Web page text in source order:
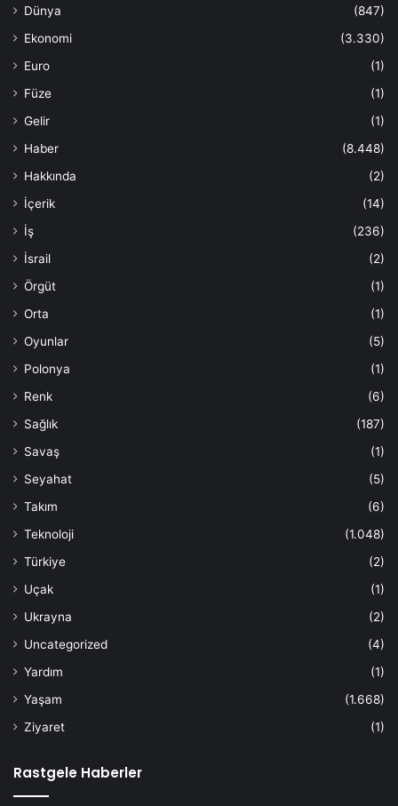
Dünya
(847)
Ekonomi
(3.330)
Euro
(1)
Füze
(1)
Gelir
(1)
Haber
(8.448)
Hakkında
(2)
İçerik
(14)
İş
(236)
İsrail
(2)
Örgüt
(1)
Orta
(1)
Oyunlar
(5)
Polonya
(1)
Renk
(6)
Sağlık
(187)
Savaş
(1)
Seyahat
(5)
Takım
(6)
Teknoloji
(1.048)
Türkiye
(2)
Uçak
(1)
Ukrayna
(2)
Uncategorized
(4)
Yardım
(1)
Yaşam
(1.668)
Ziyaret
(1)
Rastgele Haberler